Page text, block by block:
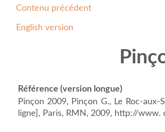
Contenu précédent
English version
Référence (version longue)
Pinçon 2009, Pinçon G., Le Roc-
ligne], Paris, RMN, 2009, http://